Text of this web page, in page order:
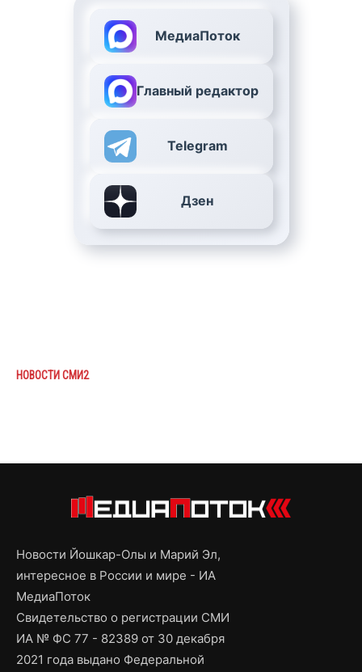
МедиаПоток
Главный редактор
Telegram
Дзен
НОВОСТИ СМИ2
Новости Йошкар-Олы и Марий Эл,
интересное в России и мире - ИА
МедиаПоток
Свидетельство о регистрации СМИ
ИА № ФС 77 - 82389 от 30 декабря
2021 года выдано Федеральной